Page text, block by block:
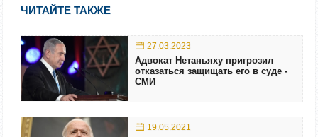
ЧИТАЙТЕ ТАКЖЕ
27.03.2023
Адвокат Нетаньяху пригрозил
отказаться защищать его в суде -
СМИ
19.05.2021